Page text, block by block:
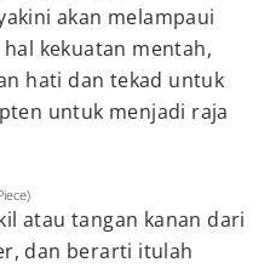
akan melampaui
kekuatan mentah,
hati dan tekad untuk
untuk menjadi raja
atau tangan kanan dari
dan berarti itulah